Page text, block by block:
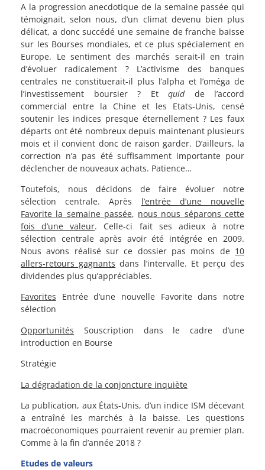
A la progression anecdotique de la semaine passée qui
témoignait, selon nous, d’un climat devenu bien plus
délicat, a donc succédé une semaine de franche baisse
sur les Bourses mondiales, et ce plus spécialement en
Europe. Le sentiment des marchés serait-il en train
d’évoluer radicalement ? L’activisme des banques
centrales ne constituerait-il plus l’alpha et l’oméga de
l’investissement boursier ? Et quidde l’accord
commercial entre la Chine et les Etats-Unis, censé
soutenir les indices presque éternellement ? Les faux
départs ont été nombreux depuis maintenant plusieurs
mois et il convient donc de raison garder. D’ailleurs, la
correction n’a pas été suffisamment importante pour
déclencher de nouveaux achats. Patience…
Toutefois, nous décidons de faire évoluer notre
sélection centrale. Après l’entrée d’une nouvelle
Favorite la semaine passée, nous nous séparons cette
fois d’une valeur. Celle-ci fait ses adieux à notre
sélection centrale après avoir été intégrée en 2009.
Nous avons réalisé sur ce dossier pas moins de 10
allers-retours gagnants dans l’intervalle. Et perçu des
dividendes plus qu’appréciables.
Favorites Entrée d’une nouvelle Favorite dans notre
sélection
Opportunités Souscription dans le cadre d’une
introduction en Bourse
Stratégie
La dégradation de la conjoncture inquiète
La publication, aux États-Unis, d’un indice ISM décevant
a entraîné les marchés à la baisse. Les questions
macroéconomiques pourraient revenir au premier plan.
Comme à la fin d’année 2018 ?
Etudes de valeurs